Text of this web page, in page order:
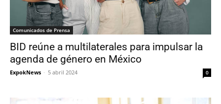
Comunicados de Prensa
BID reúne a multilaterales para impulsar la
agenda de género en México
ExpokNews - 5 abril 2024 0